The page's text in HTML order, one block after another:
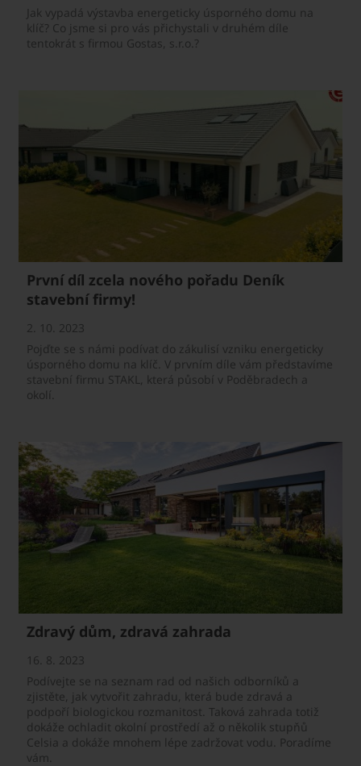
Jak vypadá výstavba energeticky úsporného domu na
klíč? Co jsme si pro vás přichystali v druhém díle
tentokrát s firmou Gostas, s.r.o.?
První díl zcela nového pořadu Deník
stavební firmy!
2. 10. 2023
Pojďte se s námi podívat do zákulisí vzniku energeticky
úsporného domu na klíč. V prvním díle vám představíme
stavební firmu STAKL, která působí v Poděbradech a
okolí.
Zdravý dům, zdravá zahrada
16. 8. 2023
Podívejte se na seznam rad od našich odborníků a
zjistěte, jak vytvořit zahradu, která bude zdravá a
podpoří biologickou rozmanitost. Taková zahrada totiž
dokáže ochladit okolní prostředí až o několik stupňů
Celsia a dokáže mnohem lépe zadržovat vodu. Poradíme
vám.